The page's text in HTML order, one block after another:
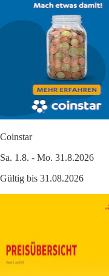
Coinstar
Sa. 1.8. - Mo. 31.8.2026
Gültig bis 31.08.2026